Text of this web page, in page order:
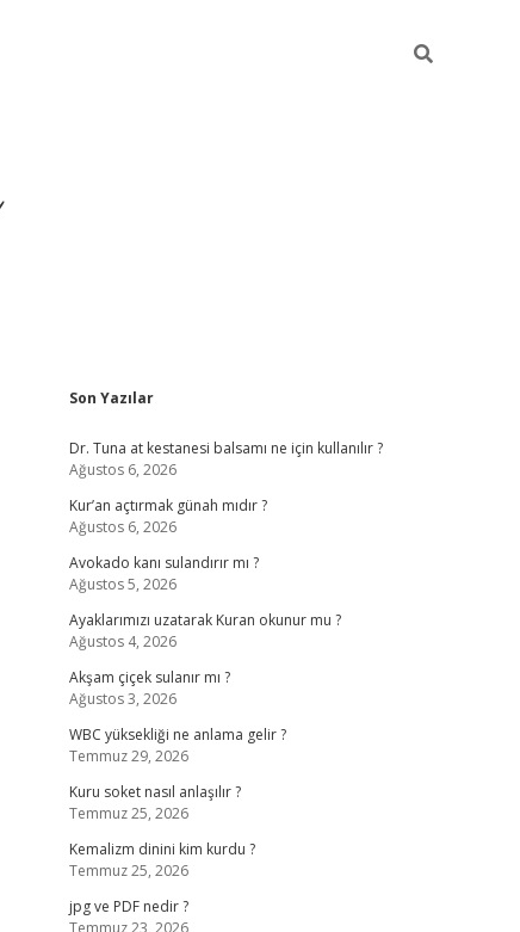
Sidebar
Son Yazılar
Dr. Tuna at kestanesi balsamı ne için kullanılır ?
Ağustos 6, 2026
Kur’an açtırmak günah mıdır ?
Ağustos 6, 2026
Avokado kanı sulandırır mı ?
Ağustos 5, 2026
Ayaklarımızı uzatarak Kuran okunur mu ?
Ağustos 4, 2026
Akşam çiçek sulanır mı ?
Ağustos 3, 2026
WBC yüksekliği ne anlama gelir ?
Temmuz 29, 2026
Kuru soket nasıl anlaşılır ?
Temmuz 25, 2026
Kemalizm dinini kim kurdu ?
Temmuz 25, 2026
jpg ve PDF nedir ?
Temmuz 23, 2026